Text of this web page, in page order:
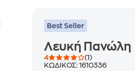
Best Seller
Λευκή Πανώλη
4
(1)
ΚΩΔΙΚΟΣ:1610336